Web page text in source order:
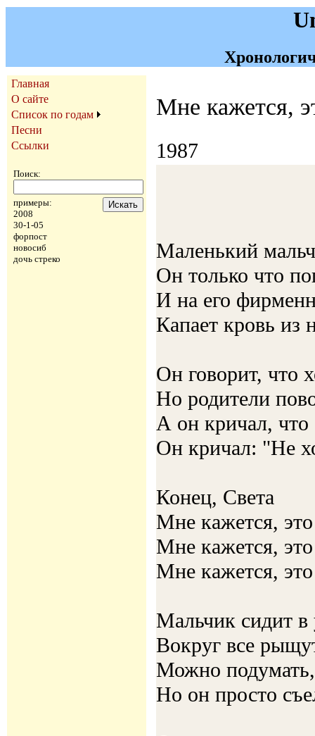
Главная
О сайте
Список по годам
Песни
Ссылки
Поиск:
примеры:
2008
30-1-05
форпост
новосиб
дочь стреко
Мне кажется,
1987
Маленький
Он только что
И на его
Капает кровь из
Он говорит, что
Но родители
А он кричал, что
Он кричал: "Не
Конец, Света
Мне кажется,
Мне кажется,
Мне кажется,
Мальчик сидит в
Вокруг все
Можно
Но он просто